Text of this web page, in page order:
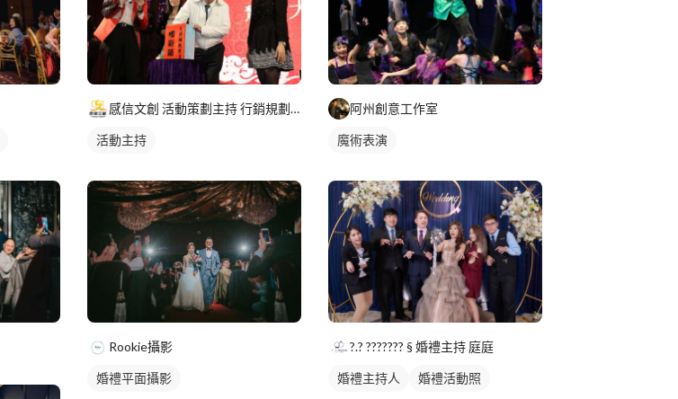
感信文創 活動策劃主持 行銷規劃 課程講座 美編文宣
活動主持
Rookie攝影
婚禮平面攝影
阿州創意工作室
魔術表演
?.? ??????? § 婚禮主持 庭庭
婚禮主持人 婚禮活動照